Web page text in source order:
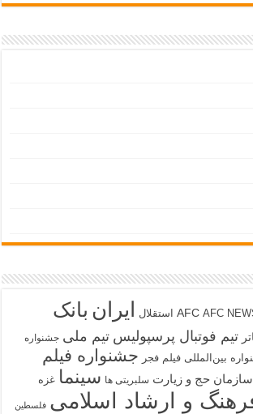
AFC AFC استقلال ایران بانک
تیم فوتبال پرسپولیس تیم ملی جشنواره
بین‌المللی فیلم فجر جشنواره فیلم
سازمان حج و زیارت سلبریتی ها سینما غزه
و ارشاد اسلامی فلسطین